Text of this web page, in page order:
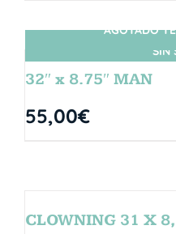
SIN
AGOTADO
32″ x 8.75″ MAN
55,00€
CLOWNING 31 X